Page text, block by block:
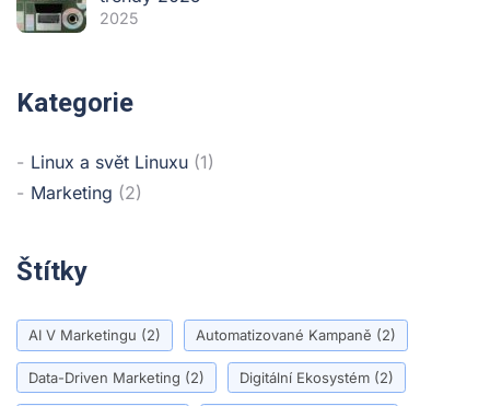
2025
Kategorie
Linux a svět Linuxu (1)
Marketing (2)
Štítky
AI V Marketingu (2) Automatizované Kampaně (2)
Data-Driven Marketing (2) Digitální Ekosystém (2)